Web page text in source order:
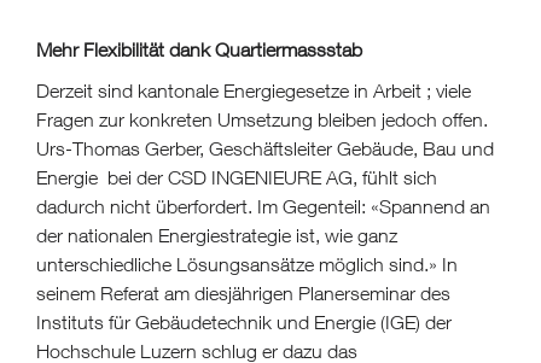
Mehr Flexibilität dank Quartiermassstab
Derzeit sind kantonale Energiegesetze in Arbeit ; viele
Fragen zur konkreten Umsetzung bleiben jedoch offen.
Urs-Thomas Gerber, Geschäftsleiter Gebäude, Bau und
Energie bei der CSD INGENIEURE AG, fühlt sich
dadurch nicht überfordert. Im Gegenteil: «Spannend an
der nationalen Energiestrategie ist, wie ganz
unterschiedliche Lösungsansätze möglich sind.» In
seinem Referat am diesjährigen Planerseminar des
Instituts für Gebäudetechnik und Energie (IGE) der
Hochschule Luzern schlug er dazu das